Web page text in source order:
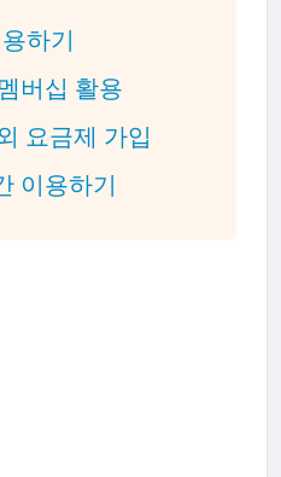
하기
버십 활용
요금제 가입
이용하기